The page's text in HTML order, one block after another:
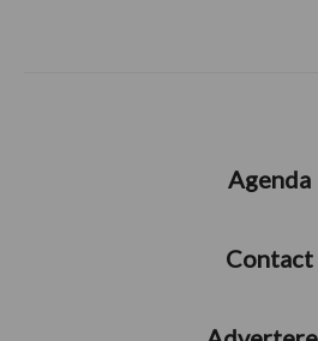
Agenda
Contact